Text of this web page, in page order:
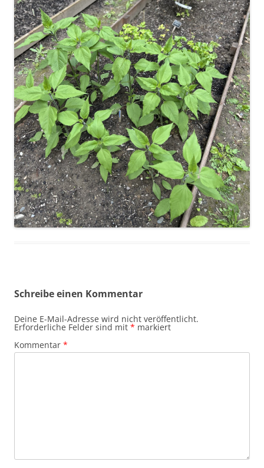
Schreibe einen Kommentar
Deine E-Mail-Adresse wird nicht veröffentlicht.
Erforderliche Felder sind mit * markiert
Kommentar *